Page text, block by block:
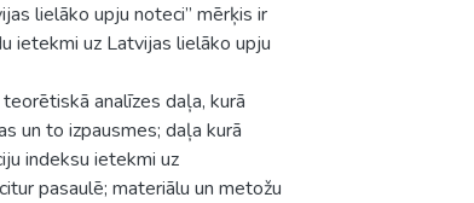
lielāko upju noteci” mērķis ir
ietekmi uz Latvijas lielāko upju
analīzes daļa, kurā
un to izpausmes; daļa kurā
indeksu ietekmi uz
pasaulē; materiālu un metožu